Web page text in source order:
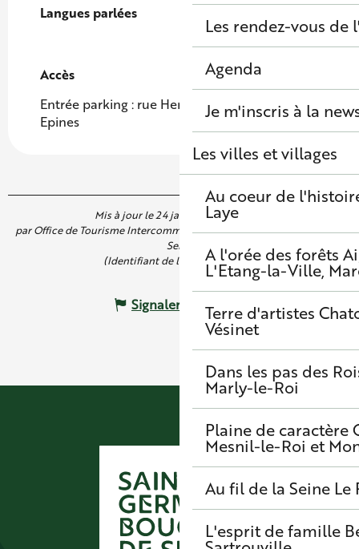
Les rendez-vous de
Agenda
Je m'inscris à la
Les villes et villages
Au coeur de
Laye
A l'orée des forêts
L'Etang-la-Ville,
Terre d'artistes
Vésinet
Dans les pas des
Marly-le-Roi
Plaine de caractère
Mesnil-le-Roi et
Au fil de la Seine Le
L'esprit de famille
Langues parlées
Langues parlées
Accès
Accès
Entrée parking : rue Henri Bèque et allée des
Epines
Mis à jour le 24 janvier 2024 à 10:55
par Office de Tourisme Intercommunal de Saint Germain Boucles de
Seine
(Identifiant de l'offre :4906798)
Signaler une erreur